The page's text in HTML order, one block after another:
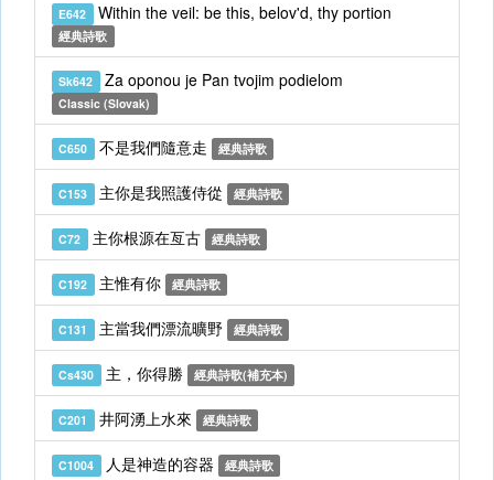
E642 Within the veil: be this, belov'd, thy portion
經典詩歌
Sk642 Za oponou je Pan tvojim podielom
Classic (Slovak)
C650 不是我們隨意走 經典詩歌
C153 主你是我照護侍從 經典詩歌
C72 主你根源在亙古 經典詩歌
C192 主惟有你 經典詩歌
C131 主當我們漂流曠野 經典詩歌
Cs430 主，你得勝 經典詩歌(補充本)
C201 井阿湧上水來 經典詩歌
C1004 人是神造的容器 經典詩歌